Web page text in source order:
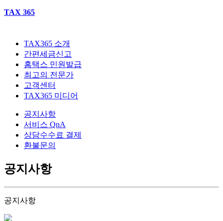
TAX 365
TAX365 소개
간편세금신고
홈택스 민원발급
최고의 전문가
고객센터
TAX365 미디어
공지사항
서비스 QnA
상담수수료 결제
환불문의
공지사항
공지사항